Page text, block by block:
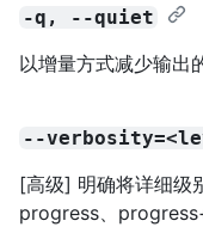
-q, --quiet
以增量方式减少输出
--
[高级] 明确将详细级
progress、